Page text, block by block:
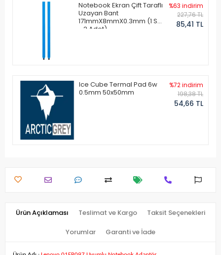
Notebook Ekran Çift Taraflı
Uzayan Bant
171mmX8mmX0.3mm (1 Set
- 2 Adet)
%63 indirim
227,76 TL
85,41 TL
Ice Cube Termal Pad 6w
0.5mm 50x50mm
%72 indirim
198,38 TL
54,66 TL
Ürün Açıklaması Teslimat ve Kargo Taksit Seçenekleri
Yorumlar Garanti ve İade